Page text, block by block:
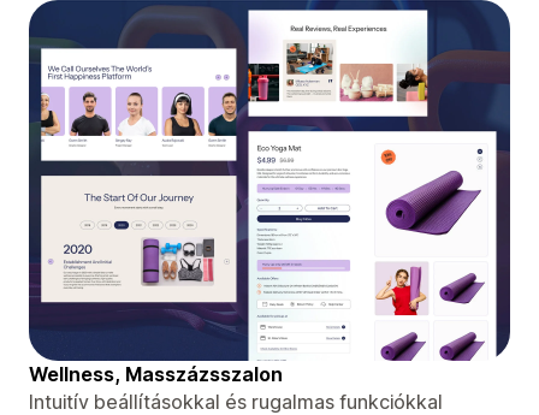
Wellness, Masszázsszalon
Intuitív beállításokkal és rugalmas funkciókkal